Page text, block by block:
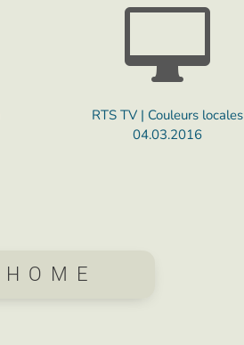

RTS TV | Couleurs locales
04.03.2016
HOME